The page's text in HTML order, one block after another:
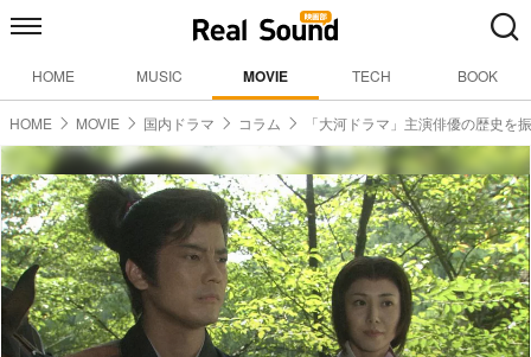
HOME MUSIC MOVIE TECH BOOK
HOME MOVIE 国内ドラマ コラム 「大河ドラマ」主演俳優の歴史を